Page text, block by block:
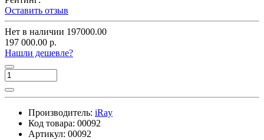
Оставить отзыв
Нет в наличии 197000.00
197 000.00 р.
Нашли дешевле?
Производитель: iRay
Код товара: 00092
Артикул: 00092